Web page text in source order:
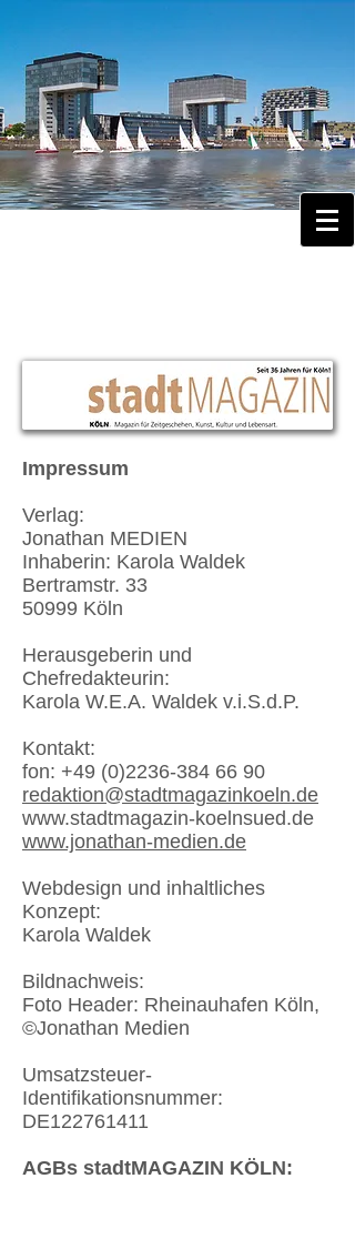
Impressum
Verlag:
Jonathan MEDIEN
Inhaberin: Karola Waldek
Bertramstr. 33
50999 Köln
Herausgeberin und
Chefredakteurin:
Karola W.E.A. Waldek v.i.S.d.P.
Kontakt:
fon: +49 (0)2236-384 66 90
redaktion@stadtmagazinkoeln.de
www.stadtmagazin-koelnsued.de
www.jonathan-medien.de
Webdesign und inhaltliches
Konzept:
Karola Waldek
Bildnachweis:
Foto Header: Rheinauhafen Köln,
©Jonathan Medien
Umsatzsteuer-
Identifikationsnummer:
DE122761411
AGBs stadtMAGAZIN KÖLN: